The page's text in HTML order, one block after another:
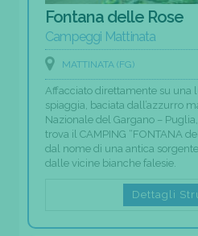
Fontana delle Rose
Campeggi Mattinata
MATTINATA (FG)
Affacciato direttamente su una
spiaggia, baciata dall’azzurro
Nazionale del Gargano –
trova il CAMPING “FONTANA
dal nome di una antica
dalle vicine bianche falesie.
Dettagli